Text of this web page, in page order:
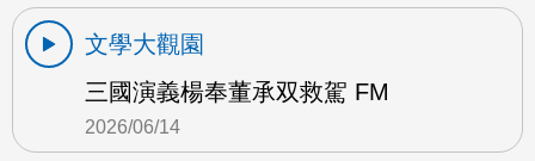
文學大觀園
三國演義楊奉董承双救駕 FM
2026/06/14